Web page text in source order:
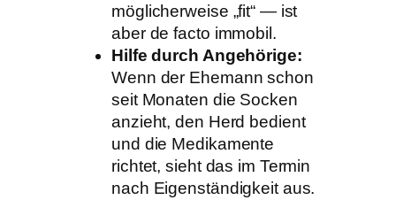
möglicherweise „fit“ — ist
aber de facto immobil.
Hilfe durch Angehörige:
Wenn der Ehemann schon
seit Monaten die Socken
anzieht, den Herd bedient
und die Medikamente
richtet, sieht das im Termin
nach Eigenständigkeit aus.